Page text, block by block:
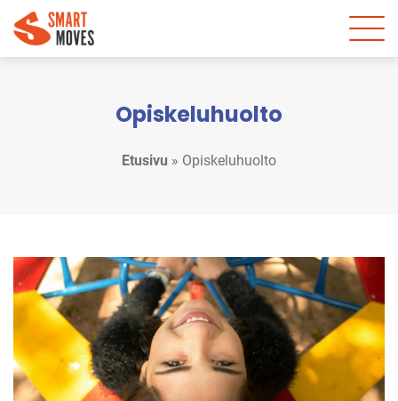
Opiskeluhuolto
Etusivu » Opiskeluhuolto